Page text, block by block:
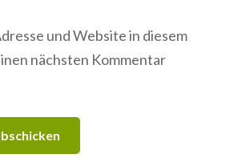
und Website in diesem
nächsten Kommentar